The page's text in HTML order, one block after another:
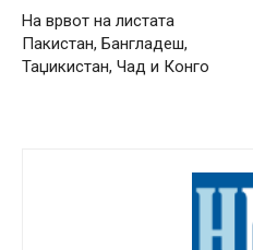
На врвот на листата
Пакистан, Бангладеш,
Таџикистан, Чад и Конго